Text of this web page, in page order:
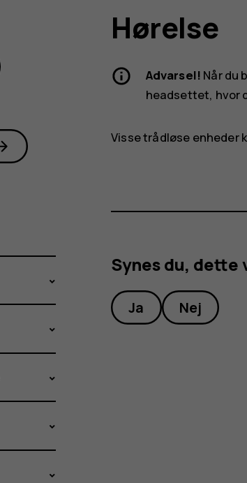
Hørelse
Advarsel! Når du
headsettet, hvor
Visse trådløse enheder
Synes du,
Ja Nej